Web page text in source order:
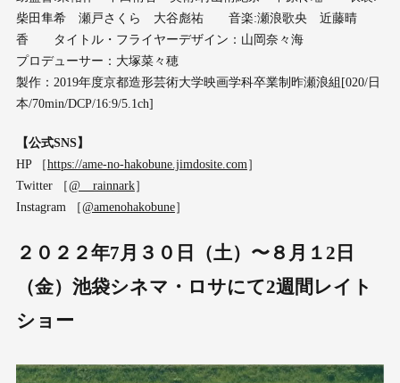
柴田隼希 瀬戸さくら 大谷彪祐 音楽:瀬浪歌央 近藤晴
香 タイトル・フライヤーデザイン：山岡奈々海
プロデューサー：大塚菜々穂
製作：2019年度京都造形芸術大学映画学科卒業制昨瀬浪組[020/日
本/70min/DCP/16:9/5.1ch]
【公式SNS】
HP ［https://ame-no-hakobune.jimdosite.com ］
Twitter ［@__rainnark］
Instagram ［@amenohakobune］
２０２２年7月３０日（土）〜８月１2日
（金）池袋シネマ・ロサにて2週間レイト
ショー